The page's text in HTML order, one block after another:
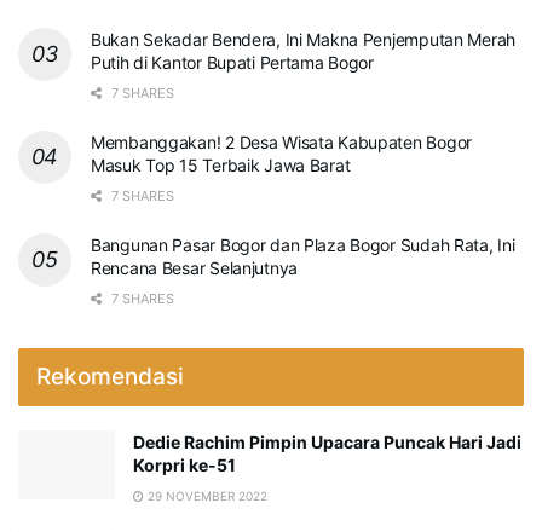
Bukan Sekadar Bendera, Ini Makna Penjemputan Merah
Putih di Kantor Bupati Pertama Bogor
7 SHARES
Membanggakan! 2 Desa Wisata Kabupaten Bogor
Masuk Top 15 Terbaik Jawa Barat
7 SHARES
Bangunan Pasar Bogor dan Plaza Bogor Sudah Rata, Ini
Rencana Besar Selanjutnya
7 SHARES
Rekomendasi
Dedie Rachim Pimpin Upacara Puncak Hari Jadi
Korpri ke-51
29 NOVEMBER 2022